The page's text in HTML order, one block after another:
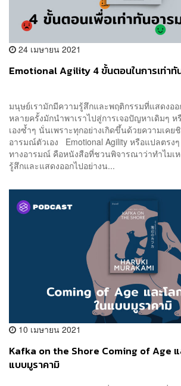
24 เมษายน 2021
Emotional Agility 4 ขั้นตอนในการเท่า
มนุษย์เรามักมีความรู้สึกและพฤติกรรมที่แสดงอ
หลายครั้งมักนำพาเราไปสู่การเจอปัญหาเดิมๆ
เองซ้ำๆ นั่นเพราะทุกอย่างเกิดขึ้นด้วยความเคย
อารมณ์ตัวเอง Emotional Agility หรือแปลตรง
ทางอารมณ์ คือหนังสือที่ชวนพิจารณาว่าทำไมเ
รู้สึกและแสดงออกไปอย่างน...
10 เมษายน 2021
Kafka on the Shore Coming of Age แ
แบบมูราคามิ